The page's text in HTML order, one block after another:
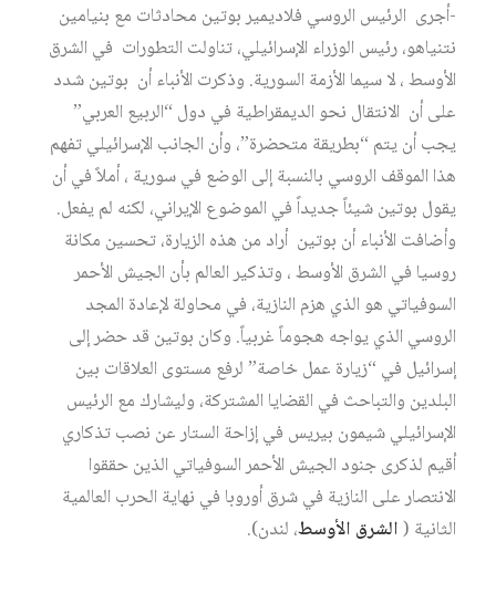
-أجرى الرئيس الروسي فلاديمير بوتين محادثات مع بنيامين
نتنياهو، رئيس الوزراء الإسرائيلي، تناولت التطورات في الشرق
الأوسط ، لا سيما الأزمة السورية. وذكرت الأنباء أن بوتين شدد
على أن الانتقال نحو الديمقراطية في دول “الربيع العربي”
يجب أن يتم “بطريقة متحضرة”، وأن الجانب الإسرائيلي تفهم
هذا الموقف الروسي بالنسبة إلى الوضع في سورية ، أملاً في أن
يقول بوتين شيئاً جديداً في الموضوع الإيراني، لكنه لم يفعل.
وأضافت الأنباء أن بوتين أراد من هذه الزيارة، تحسين مكانة
روسيا في الشرق الأوسط ، وتذكير العالم بأن الجيش الأحمر
السوفياتي هو الذي هزم النازية، في محاولة لإعادة المجد
الروسي الذي يواجه هجوماً غربياً. وكان بوتين قد حضر إلى
إسرائيل في “زيارة عمل خاصة” لرفع مستوى العلاقات بين
البلدين والتباحث في القضايا المشتركة، وليشارك مع الرئيس
الإسرائيلي شيمون بيريس في إزاحة الستار عن نصب تذكاري
أقيم لذكرى جنود الجيش الأحمر السوفياتي الذين حققوا
الانتصار على النازية في شرق أوروبا في نهاية الحرب العالمية
الثانية (الشرق الأوسط، لندن).